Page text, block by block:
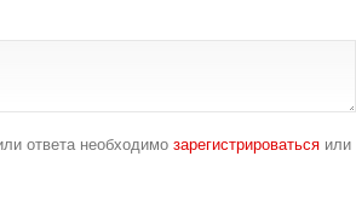
ответа необходимо зарегистрироваться или